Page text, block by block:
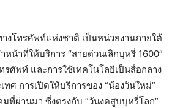
งโทรศัพท์แห่งชาติ เป็นหน่วยงานภายใต้
น้าที่ให้บริการ “สายด่วนเลิกบุหรี่ 1600”
รศัพท์ และการใช้เทคโนโลยีเป็นสื่อกลาง
ทศ การเปิดให้บริการของ “น้องวันใหม่”
ที่ผ่านมา ซี่งตรงกับ “วันงดสูบบุหรี่โลก”